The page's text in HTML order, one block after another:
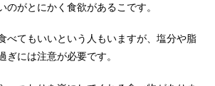
のがとにかく食欲があるこです。
べてもいいという人もいますが、塩分や脂
ぎには注意が必要です。